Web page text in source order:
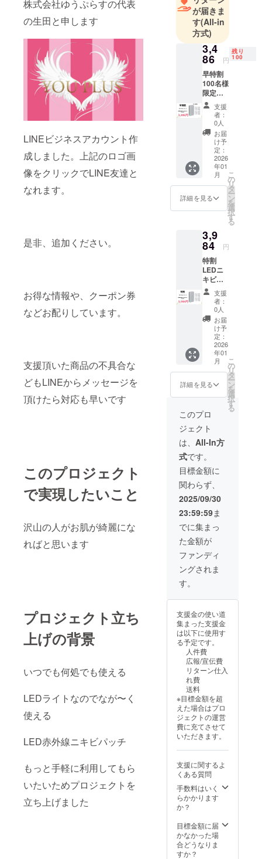
株式会社ゆうぷらすの代表
の生田と申します
LINEビジネスアカウント作
成しました。上記のロゴ画
像をクリックでLINE友達と
なれます。
是非、追加ください。
お得な情報や、クーポン券
などお配りしています。
支援頂いた商品の不具合な
どもLINEからメッセージを
頂けたら対応も早いです
このプロジェクト
で実現したいこと
沢山の人がお肌が綺麗にな
ればと思います
プロジェクト立ち
上げの背景
いつでも何処でも使える
LEDライトなのでなが〜く
使える
LED赤外線ニキビパッチ
もっと手軽に利用してもら
いたいためプロジェクトを
立ち上げました
品をクラ
ファンでプ
ロジェクト
していま
出来るだけ
お安く提供
するつもり
です。
他の方と似
た商品、全
く同じ商品
があると思
いますが、
その中でも
当店の公式
オンライン
ショップで
はキャンプ
ファイヤー
でご紹介で
きていない
商品など数
多く販売中
です。
LINEビジネ
スアカウン
ト作成しま
した。
是非、追加
ください。
お得な情報
や、クーポ
ン券などお
配りしてい
ます。
支援頂いた
商品の不具
合なども
LINEから
メッセージ
です。
至らないこ
とが多々あ
るかと思い
ますが宜し
くお願い致
します。
が届きま
す(All-in
方式)
3,4
86 円
残り
100
早特割
100名様
限定
LEDニ
キビ
パッチ×
１ 通常
販売価
格4,980
円から
30%off
→3,486
円
支援
者：
0人
お届
け予
定：
2026
年01
月
詳細を見る
こ
の
リ
タ
ー
ン
を
選
択
す
る
3,9
84 円
特割
LEDニ
キビ
パッチ×
１ 通常
販売価
格4,980
円から
20%off
→3,984
支援
者：
0人
お届
け予
定：
2026
年01
月
詳細を見る
こ
の
リ
タ
ー
ン
を
選
択
す
る
このプロ
ジェクト
は、 All-In方
式です。
目標金額に
関わらず、
2025/09/30
23:59:59ま
でに集まっ
た金額が
ファンディ
ングされま
す。
支援金の使い道
集まった支援金
は以下に使用す
る予定です。
人件費
広報/宣伝費
リターン仕入
れ費
送料
※目標金額を超
えた場合はプロ
ジェクトの運営
費に充てさせて
いただきます。
支援に関するよ
くある質問
手数料はいく
らかかります
か？
目標金額に届
かなかった場
合どうなりま
すか？